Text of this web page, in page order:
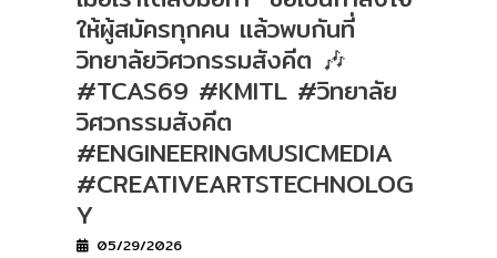
ให้ผู้สมัครทุกคน แล้วพบกันที่
วิทยาลัยวิศวกรรมสังคีต 🎶
#TCAS69 #KMITL #วิทยาลัย
วิศวกรรมสังคีต
#ENGINEERINGMUSICMEDIA
#CREATIVEARTSTECHNOLOG
Y
05/29/2026